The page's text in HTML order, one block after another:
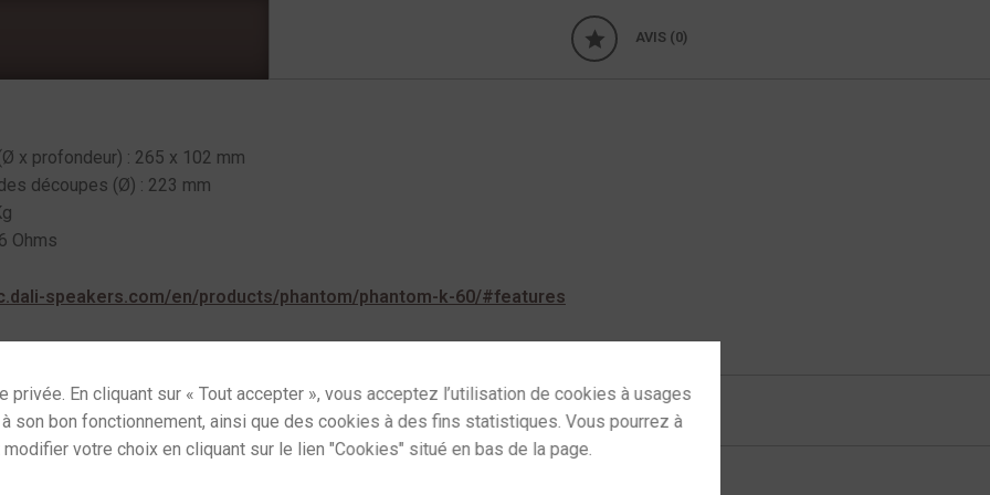
AVIS (0)
x profondeur) : 265 x 102 mm
découpes (Ø) : 223 mm
Ohms
speakers.com/en/products/phantom/phantom-k-60/#features
Encastrables Plafond Plafond Étiquette : enceinte encastrable plafond dali